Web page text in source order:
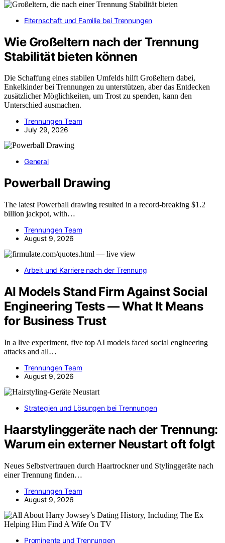
Elternschaft und Familie bei Trennungen
Wie Großeltern nach der Trennung
Stabilität bieten können
Die Schaffung eines stabilen Umfelds hilft Großeltern dabei,
Enkelkinder bei Trennungen zu unterstützen, aber das Entdecken
zusätzlicher Möglichkeiten, um Trost zu spenden, kann den
Unterschied ausmachen.
Trennungen Team
July 29, 2026
General
Powerball Drawing
The latest Powerball drawing resulted in a record-breaking $1.2
billion jackpot, with…
Trennungen Team
August 9, 2026
Arbeit und Karriere nach der Trennung
AI Models Stand Firm Against Social
Engineering Tests — What It Means
for Business Trust
In a live experiment, five top AI models faced social engineering
attacks and all…
Trennungen Team
August 9, 2026
Strategien und Lösungen bei Trennungen
Haarstylinggeräte nach der Trennung:
Warum ein externer Neustart oft folgt
Neues Selbstvertrauen durch Haartrockner und Stylinggeräte nach
einer Trennung finden…
Trennungen Team
August 9, 2026
Prominente und Trennungen